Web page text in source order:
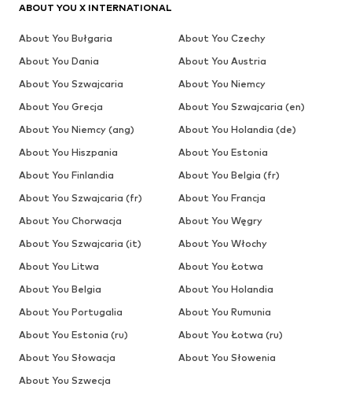
ABOUT YOU X INTERNATIONAL
About You Bułgaria
About You Czechy
About You Dania
About You Austria
About You Szwajcaria
About You Niemcy
About You Grecja
About You Szwajcaria (en)
About You Niemcy (ang)
About You Holandia (de)
About You Hiszpania
About You Estonia
About You Finlandia
About You Belgia (fr)
About You Szwajcaria (fr)
About You Francja
About You Chorwacja
About You Węgry
About You Szwajcaria (it)
About You Włochy
About You Litwa
About You Łotwa
About You Belgia
About You Holandia
About You Portugalia
About You Rumunia
About You Estonia (ru)
About You Łotwa (ru)
About You Słowacja
About You Słowenia
About You Szwecja